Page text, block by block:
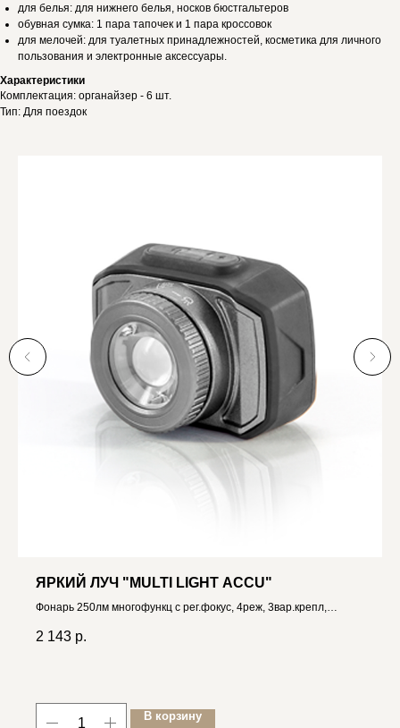
для белья: для нижнего белья, носков бюстгальтеров
обувная сумка: 1 пара тапочек и 1 пара кроссовок
для мелочей: для туалетных принадлежностей, косметика для личного
пользования и электронные аксессуары.
Характеристики
Комплектация: органайзер - 6 шт.
Тип: Для поездок
ЯРКИЙ ЛУЧ "MULTI LIGHT ACCU"
Фонарь 250лм многофункц с рег.фокус, 4реж, 3вар.крепл,
2 143 р.
В корзину